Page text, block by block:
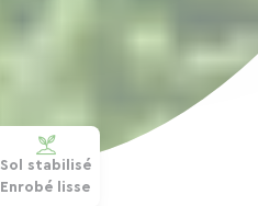
Sol stabilisé
Enrobé lisse